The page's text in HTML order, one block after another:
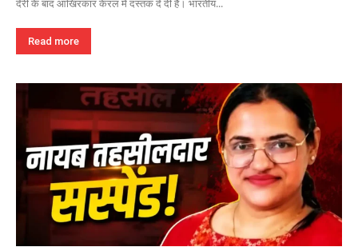
देरी के बाद आखिरकार केरल में दस्तक दे दी है। भारतीय...
Read more